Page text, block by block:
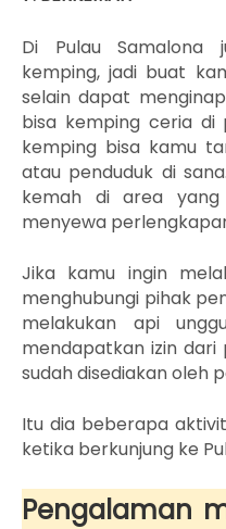
Di Pulau Samalona
kemping, jadi buat
selain dapat
bisa kemping ceria di
kemping bisa kamu
atau penduduk di
kemah di area yang
menyewa
Jika kamu ingin
menghubungi pihak
melakukan api
mendapatkan izin dari
sudah disediakan oleh
Itu dia beberapa
ketika berkunjung ke
Pengalaman